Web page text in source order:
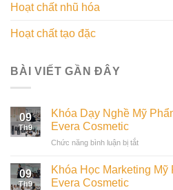
Hoạt chất nhũ hóa
Hoạt chất tạo đặc
BÀI VIẾT GẦN ĐÂY
09
Th9
Khóa Dạy Nghề Mỹ
Evera Cosmetic
Chức năng bình luận bị tắtở
Nghề
09
Th9
Khóa Học Marketing
Evera Cosmetic